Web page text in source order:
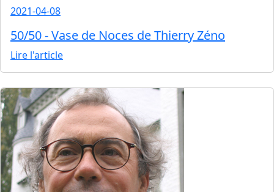
2021-04-08
50/50 - Vase de Noces de Thierry Zéno
Lire l'article